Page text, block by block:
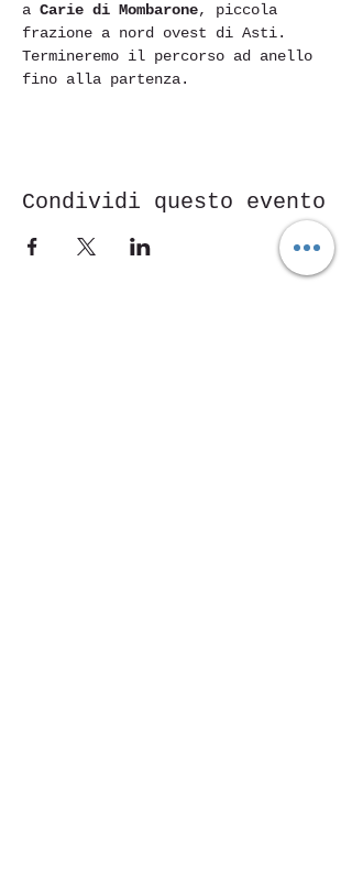
a Carie di Mombarone, piccola
frazione a nord ovest di Asti.
Termineremo il percorso ad anello
fino alla partenza.
Condividi questo evento